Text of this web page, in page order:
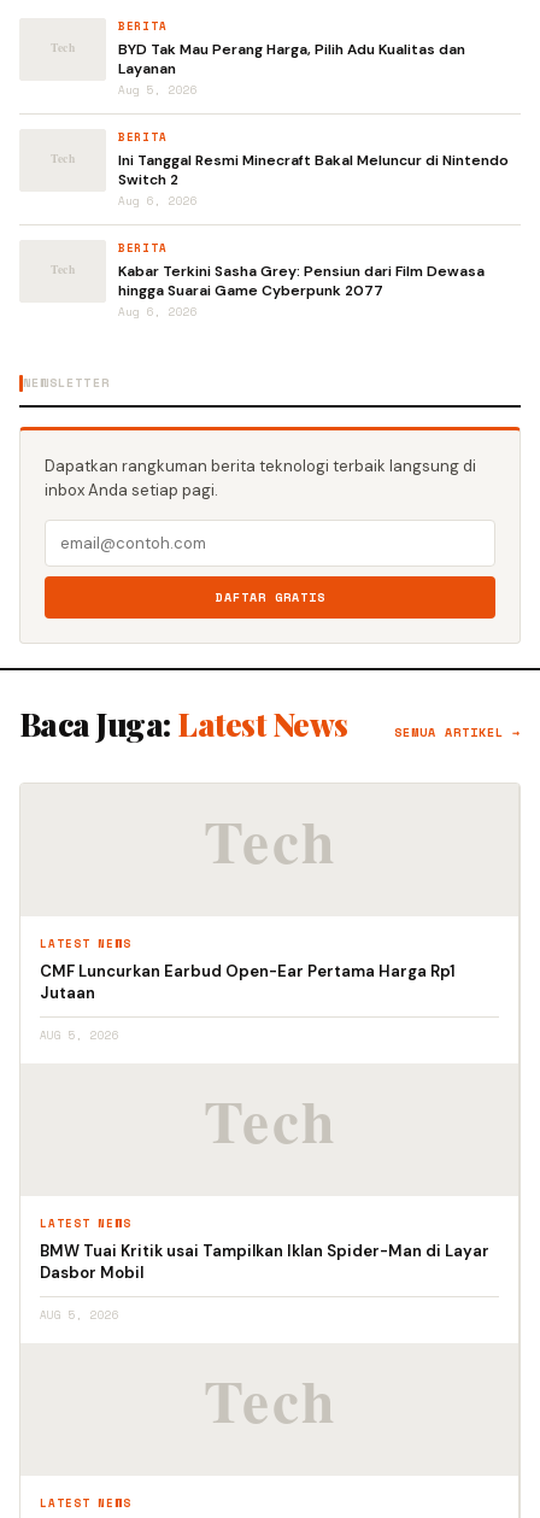
BERITA
BYD Tak Mau Perang Harga, Pilih Adu Kualitas dan
Layanan
Aug 5, 2026
BERITA
Ini Tanggal Resmi Minecraft Bakal Meluncur di Nintendo
Switch 2
Aug 6, 2026
BERITA
Kabar Terkini Sasha Grey: Pensiun dari Film Dewasa
hingga Suarai Game Cyberpunk 2077
Aug 6, 2026
NEWSLETTER
Dapatkan rangkuman berita teknologi terbaik langsung di
inbox Anda setiap pagi.
DAFTAR GRATIS
Baca Juga: Latest News SEMUA ARTIKEL →
LATEST NEWS
CMF Luncurkan Earbud Open-Ear Pertama Harga Rp1
Jutaan
AUG 5, 2026
LATEST NEWS
BMW Tuai Kritik usai Tampilkan Iklan Spider-Man di Layar
Dasbor Mobil
AUG 5, 2026
LATEST NEWS